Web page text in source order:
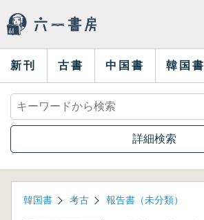
新刊 古書 中国書 韓国書
詳細検索
韓国書 考古 報告書（未分類）